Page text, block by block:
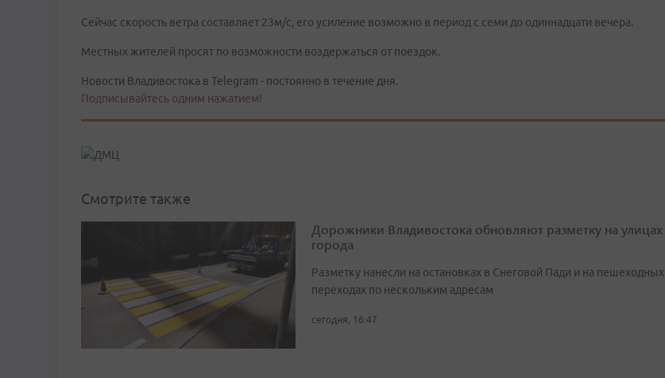
Сейчас скорость ветра составляет 23м/с, его усиление возможно в период с семи до одиннадцати вечера.
Местных жителей просят по возможности воздержаться от поездок.
Новости Владивостока в Telegram - постоянно в течение дня.
Подписывайтесь одним нажатием!
Смотрите также
Дорожники Владивостока обновляют разметку на улицах
города
Разметку нанесли на остановках в Снеговой Пади и на пешеходных
переходах по нескольким адресам
сегодня, 16:47